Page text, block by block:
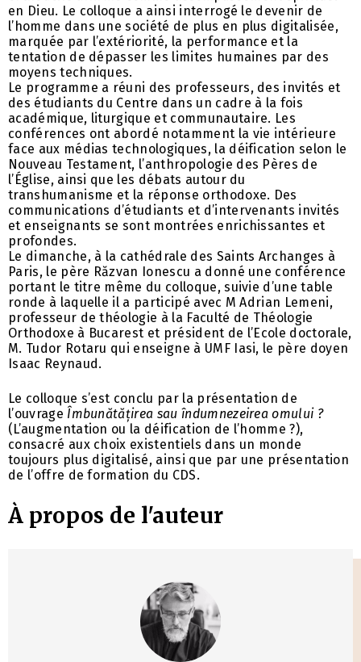
en Dieu. Le colloque a ainsi interrogé le devenir de
l’homme dans une société de plus en plus digitalisée,
marquée par l’extériorité, la performance et la
tentation de dépasser les limites humaines par des
moyens techniques.
Le programme a réuni des professeurs, des invités et
des étudiants du Centre dans un cadre à la fois
académique, liturgique et communautaire. Les
conférences ont abordé notamment la vie intérieure
face aux médias technologiques, la déification selon le
Nouveau Testament, l’anthropologie des Pères de
l’Église, ainsi que les débats autour du
transhumanisme et la réponse orthodoxe. Des
communications d’étudiants et d’intervenants invités
et enseignants se sont montrées enrichissantes et
profondes.
Le dimanche, à la cathédrale des Saints Archanges à
Paris, le père Răzvan Ionescu a donné une conférence
portant le titre même du colloque, suivie d’une table
ronde à laquelle il a participé avec M Adrian Lemeni,
professeur de théologie à la Faculté de Théologie
Orthodoxe à Bucarest et président de l’Ecole doctorale,
M. Tudor Rotaru qui enseigne à UMF Iasi, le père doyen
Isaac Reynaud.
Le colloque s’est conclu par la présentation de
l’ouvrage Îmbunătățirea sau îndumnezeirea omului ?
(L’augmentation ou la déification de l’homme ?),
consacré aux choix existentiels dans un monde
toujours plus digitalisé, ainsi que par une présentation
de l’offre de formation du CDS.
À propos de l'auteur